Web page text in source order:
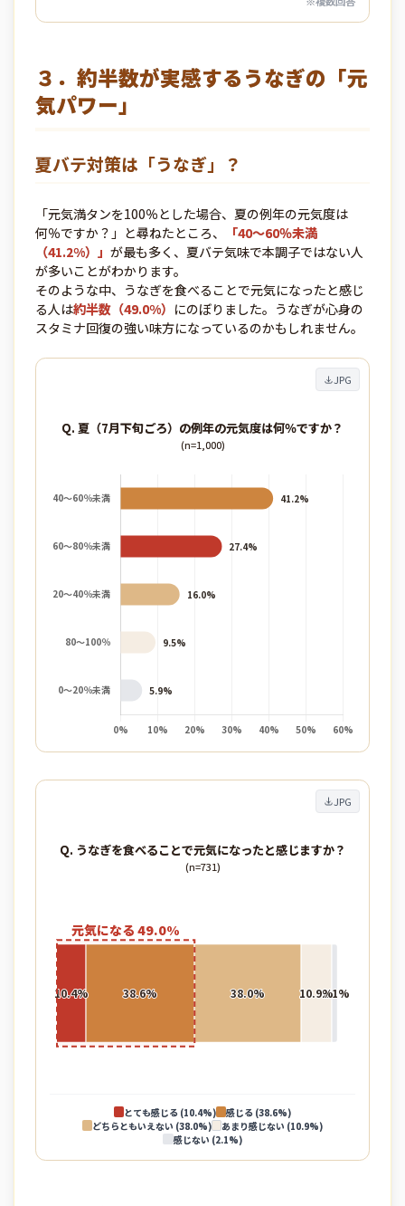
３．約半数が実感するうなぎの「元
気パワー」
夏バテ対策は「うなぎ」？
「元気満タンを100％とした場合、夏の例年の元気度は
何％ですか？」と尋ねたところ、
「40～60％未満
（41.2%）」 が最も多く、夏バテ気味で本調子ではない人
が多いことがわかります。
そのような中、うなぎを食べることで元気になったと感じ
る人は約半数（49.0%） にのぼりました。うなぎが心身の
スタミナ回復の強い味方になっているのかもしれません。
JPG
Q. 夏（7月下旬ごろ）の例年の元気度は何％ですか？
(n=1,000)
JPG
Q. うなぎを食べることで元気になったと感じますか？
(n=731)
とても感じる (10.4%)
感じる (38.6%)
どちらともいえない (38.0%)
あまり感じない (10.9%)
感じない (2.1%)